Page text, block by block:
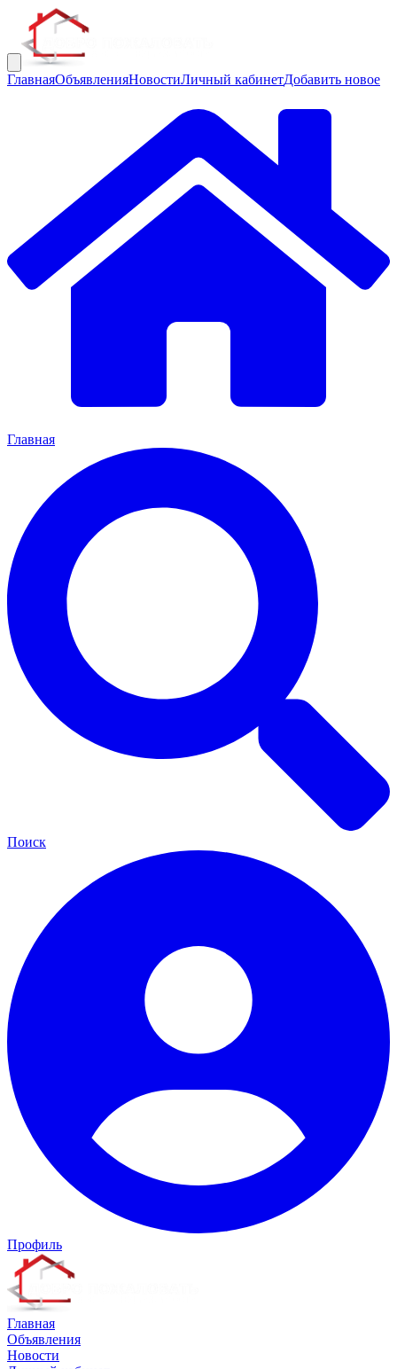
ГлавнаяОбъявленияНовостиЛичный кабинетДобавить новое
Главная
Поиск
Профиль
Главная
Объявления
Новости